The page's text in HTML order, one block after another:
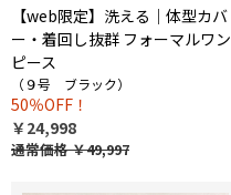
【web限定】洗える｜体型カバ
ー・着回し抜群 フォーマルワン
ピース
（９号 ブラック）
50％OFF！
￥24,998
通常価格￥49,997